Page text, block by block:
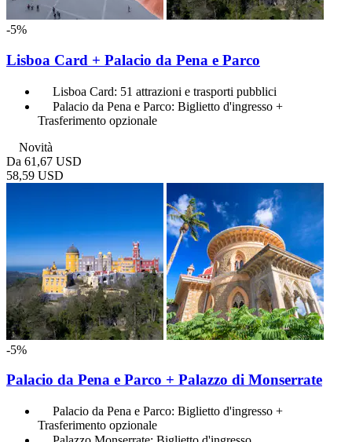
-5%
Lisboa Card + Palacio da Pena e Parco
Lisboa Card: 51 attrazioni e trasporti pubblici
Palacio da Pena e Parco: Biglietto d'ingresso +
Trasferimento opzionale
Novità
Da 61,67 USD
58,59 USD
-5%
Palacio da Pena e Parco + Palazzo di Monserrate
Palacio da Pena e Parco: Biglietto d'ingresso +
Trasferimento opzionale